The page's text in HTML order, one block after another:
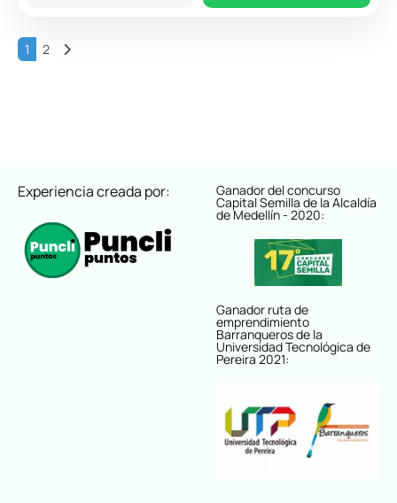
1 2 Entradas anteriores
Experiencia creada por: Ganador del concurso
Capital Semilla de la Alcaldía
de Medellín - 2020:
Ganador ruta de
emprendimiento
Barranqueros de la
Universidad Tecnológica de
Pereira 2021: